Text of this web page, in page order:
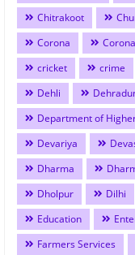
Chitrakoot
Corona
cricket
crime
Dehli
Department of
Devariya
Dharma
Dholpur
Dilhi
Education
Farmers Services